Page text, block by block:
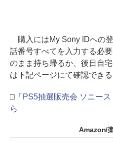
購入にはMy Sony IDへの
話番号すべてを入力する必
のまま持ち帰るか、後日自
は下記ページにて確認できる
□ 「PS5抽選販売会 ソニー
ら
Amazon/